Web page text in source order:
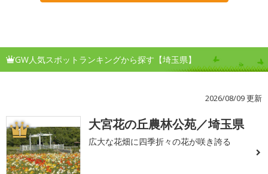
GW人気スポットランキングから探す【埼玉県】
2026/08/09 更新
1 大宮花の丘農林公苑／埼玉県
広大な花畑に四季折々の花が咲き誇る